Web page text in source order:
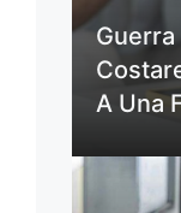
Guerra
A Una